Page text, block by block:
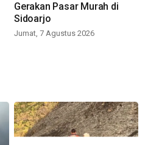
Gerakan Pasar Murah di
Sidoarjo
Jumat, 7 Agustus 2026